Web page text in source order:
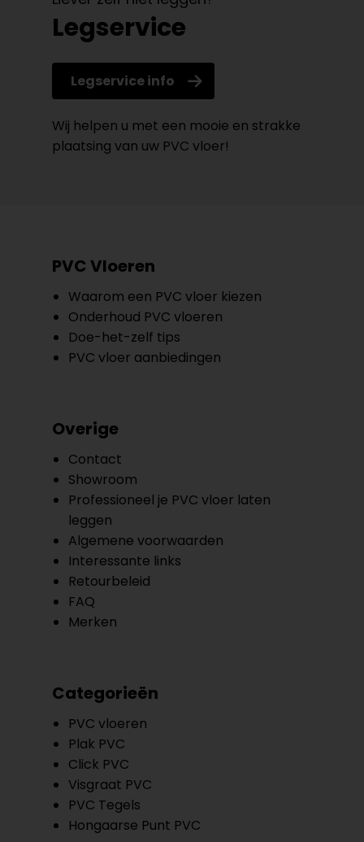
Legservice
Legservice info
Wij helpen u met een mooie en strakke
plaatsing van uw PVC vloer!
PVC Vloeren
Waarom een PVC vloer kiezen
Onderhoud PVC vloeren
Doe-het-zelf tips
PVC vloer aanbiedingen
Overige
Contact
Showroom
Professioneel je PVC vloer laten
leggen
Algemene voorwaarden
Interessante links
Retourbeleid
FAQ
Merken
Categorieën
PVC vloeren
Plak PVC
Click PVC
Visgraat PVC
PVC Tegels
Hongaarse Punt PVC